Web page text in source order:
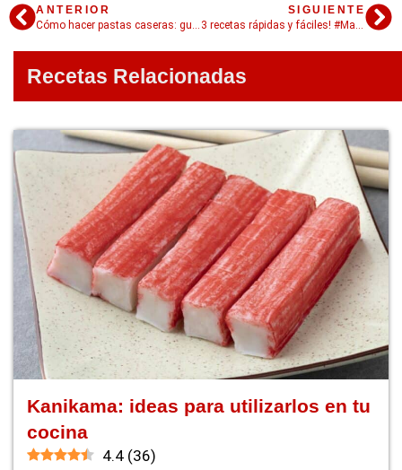
ANTERIOR
SIGUIENTE
Recetas Relacionadas
Kanikama: ideas para utilizarlos en tu
cocina
4.4 (36)